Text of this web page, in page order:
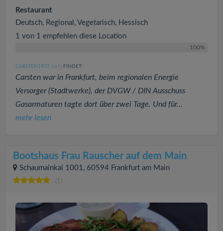
Restaurant
Deutsch, Regional, Vegetarisch, Hessisch
1 von 1 empfehlen diese Location
100%
CARSTEN1972 (517 ) FINDET:
Carsten war in Frankfurt, beim regionalen Energie
Versorger (Stadtwerke), der DVGW / DIN Ausschuss
Gasarmaturen tagte dort über zwei Tage. Und für...
mehr lesen
Bootshaus Frau Rauscher auf dem Main
Schaumainkai 1001, 60594 Frankfurt am Main
(1)